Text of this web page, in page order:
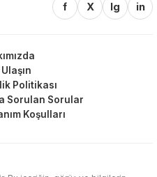
f X Ig in
Politikası
Sorulan Sorular
Koşulları